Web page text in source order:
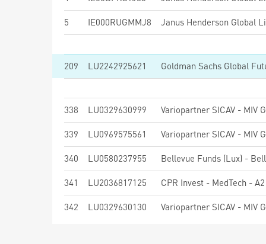
5 IE000RUGMMJ8 Janus Henderson Global
209 LU2242925621
338 LU0329630999 Variopartner SICAV - MIV
339 LU0969575561 Variopartner SICAV - MIV
340 LU0580237955
341 LU2036817125 CPR Invest - MedTech -
342 LU0329630130 Variopartner SICAV - MIV